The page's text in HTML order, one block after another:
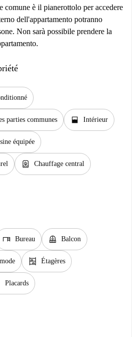
comune è il pianerottolo per accedere
dell'appartamento potranno
Non sarà possibile prendere la
parties communes window_open Intérieur
équipée
water_heater Chauffage central
desk Bureau balcony Balcon
shelves Étagères
Placards